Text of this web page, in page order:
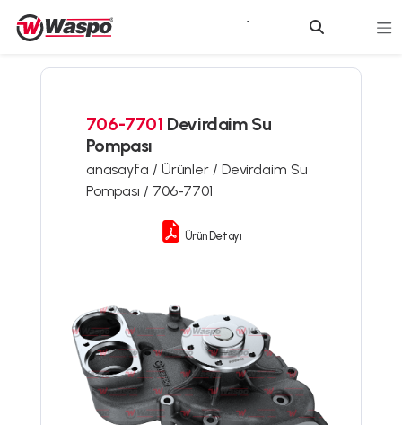
706-7701 Devirdaim Su
Pompası
anasayfa / Ürünler / Devirdaim Su
Pompası / 706-7701
Ürün Detayı